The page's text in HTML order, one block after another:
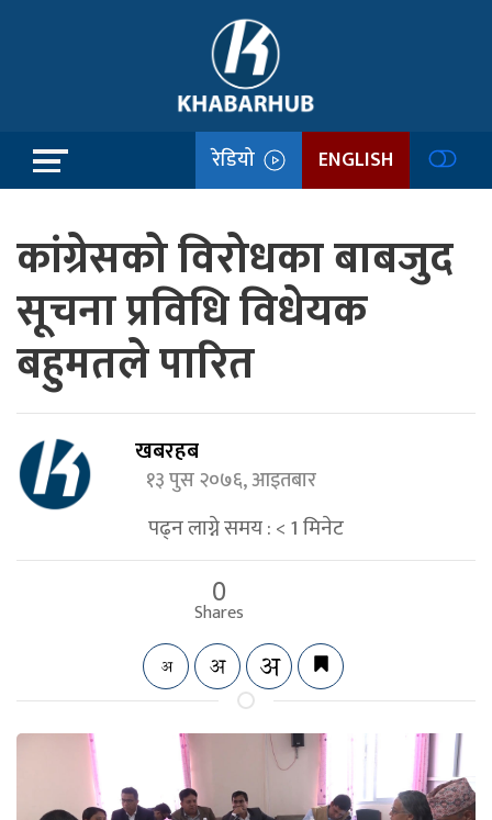
रेडियो ENGLISH
कांग्रेसको विरोधका बाबजुद
सूचना प्रविधि विधेयक
बहुमतले पारित
खबरहब
१३ पुस २०७६, आइतबार
पढ्न लाग्ने समय :< 1मिनेट
0
Shares